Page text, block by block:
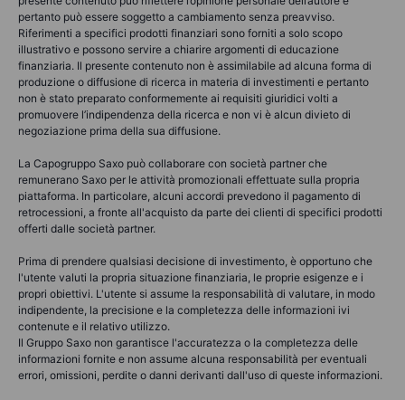
pertanto può essere soggetto a cambiamento senza preavviso.
Riferimenti a specifici prodotti finanziari sono forniti a solo scopo
illustrativo e possono servire a chiarire argomenti di educazione
finanziaria. Il presente contenuto non è assimilabile ad alcuna forma di
produzione o diffusione di ricerca in materia di investimenti e pertanto
non è stato preparato conformemente ai requisiti giuridici volti a
promuovere l’indipendenza della ricerca e non vi è alcun divieto di
negoziazione prima della sua diffusione.
La Capogruppo Saxo può collaborare con società partner che
remunerano Saxo per le attività promozionali effettuate sulla propria
piattaforma. In particolare, alcuni accordi prevedono il pagamento di
retrocessioni, a fronte all'acquisto da parte dei clienti di specifici prodotti
offerti dalle società partner.
Prima di prendere qualsiasi decisione di investimento, è opportuno che
l'utente valuti la propria situazione finanziaria, le proprie esigenze e i
propri obiettivi. L'utente si assume la responsabilità di valutare, in modo
indipendente, la precisione e la completezza delle informazioni ivi
contenute e il relativo utilizzo.
Il Gruppo Saxo non garantisce l'accuratezza o la completezza delle
informazioni fornite e non assume alcuna responsabilità per eventuali
errori, omissioni, perdite o danni derivanti dall'uso di queste informazioni.